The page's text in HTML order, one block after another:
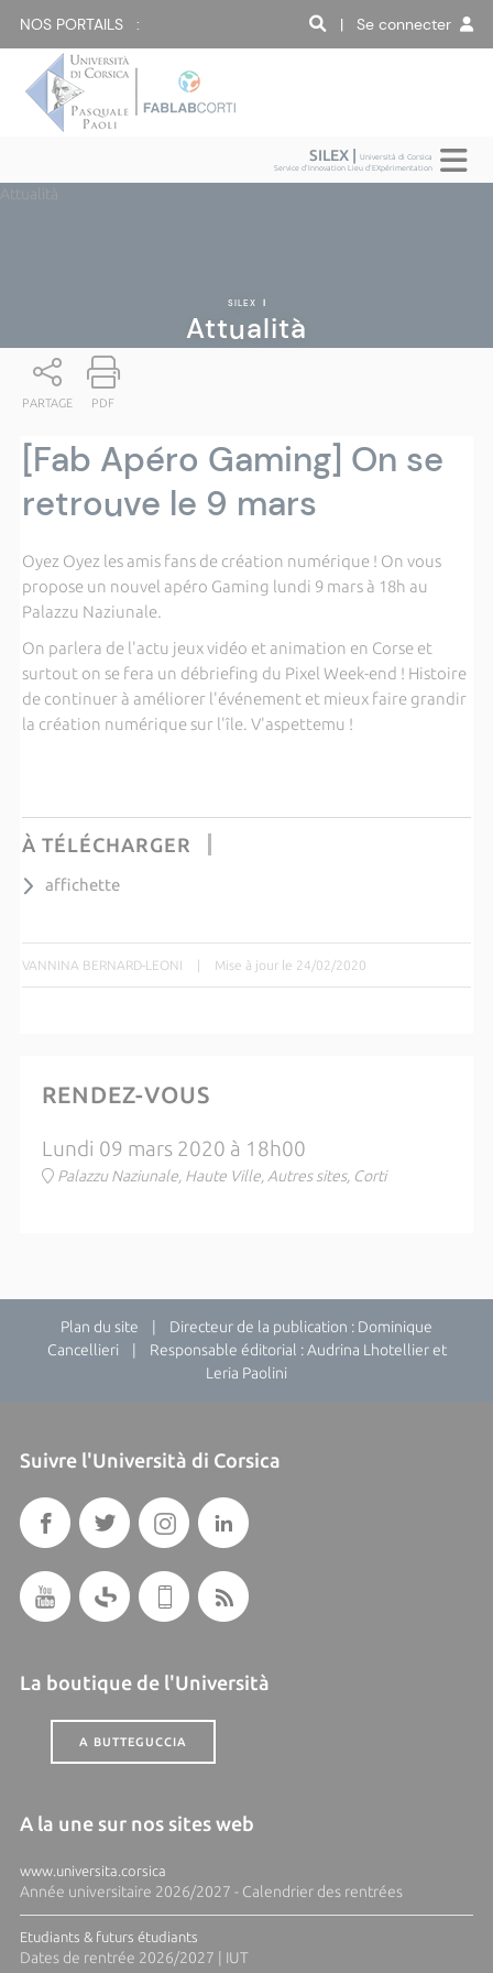
NOS PORTAILS : | Se connecter
SILEX |Università di Corsica
Service d'Innovation Lieu d'EXpérimentation
Attualità
SILEX |
Attualità
PARTAGE PDF
[Fab Apéro Gaming] On se
retrouve le 9 mars
Oyez Oyez les amis fans de création numérique ! On vous
propose un nouvel apéro Gaming lundi 9 mars à 18h au
Palazzu Naziunale.
On parlera de l'actu jeux vidéo et animation en Corse et
surtout on se fera un débriefing du Pixel Week-end ! Histoire
de continuer à améliorer l'événement et mieux faire grandir
la création numérique sur l'île. V'aspettemu !
À TÉLÉCHARGER
affichette
VANNINA BERNARD-LEONI | Mise à jour le 24/02/2020
RENDEZ-VOUS
Lundi 09 mars 2020 à 18h00
Palazzu Naziunale, Haute Ville, Autres sites, Corti
Plan du site | Directeur de la publication : Dominique
Cancellieri | Responsable éditorial : Audrina Lhotellier et
Leria Paolini
Suivre l'Università di Corsica
La boutique de l'Università
A BUTTEGUCCIA
A la une sur nos sites web
www.universita.corsica
Année universitaire 2026/2027 - Calendrier des rentrées
Etudiants & futurs étudiants
Dates de rentrée 2026/2027 | IUT